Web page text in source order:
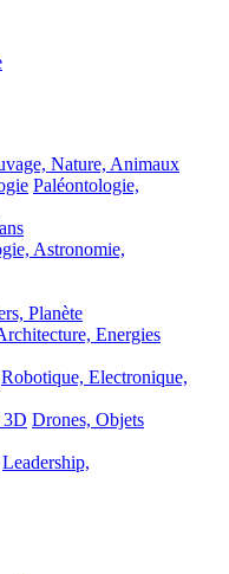
Nature, Animaux
Paléontologie,
Astronomie,
Planète
Energies
Robotique, Electronique,
3D Drones, Objets
Leadership,